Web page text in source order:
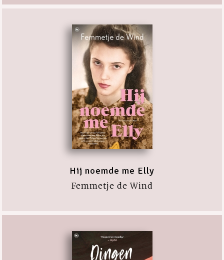
Hij noemde me Elly
Femmetje de Wind